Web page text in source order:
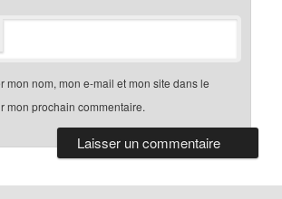
mon nom, mon e-mail et mon site dans le
mon prochain commentaire.